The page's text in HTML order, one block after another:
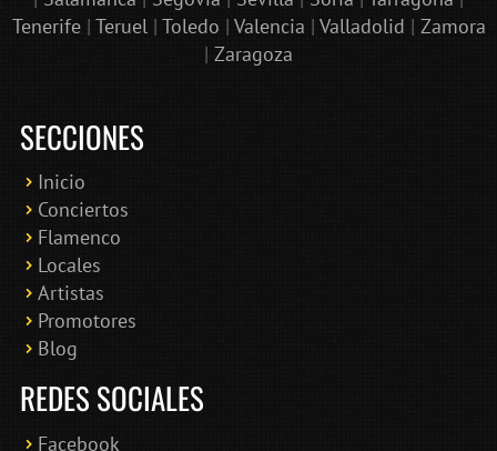
Tenerife| Teruel| Toledo | Valencia | Valladolid | Zamora
| Zaragoza
SECCIONES
Inicio
Conciertos
Flamenco
Locales
Artistas
Promotores
Blog
REDES SOCIALES
Facebook